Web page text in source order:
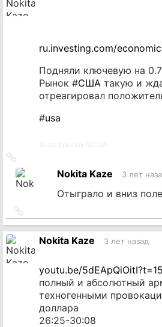
ru.investing.com/
Подняли ключевую на
Рынок #США такую и
отреагировал
#usa
на
источник
Nokita Kaze 3 лет
Отыграло и вниз
на
источник
Nokita Kaze 3 лет назад
youtu.be/
полный и абсолютный
техногенными
доллара
26:25-30:08